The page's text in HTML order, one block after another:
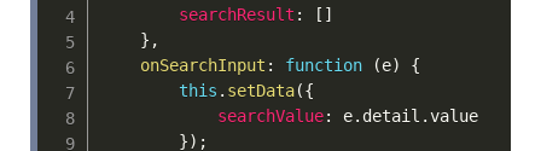
searchResult : [ ]
} ,
onSearchInput : function (e)
{
this . setData({
searchValue: e. detail .value
}) ;